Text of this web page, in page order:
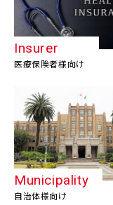
Insurer
医療保険者様向け
Municipality
自治体様向け